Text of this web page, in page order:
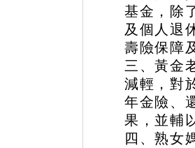
基金，除
及個人退
壽險保障
三、黃金
減輕，對
年金險、
果，並輔
四、熟女